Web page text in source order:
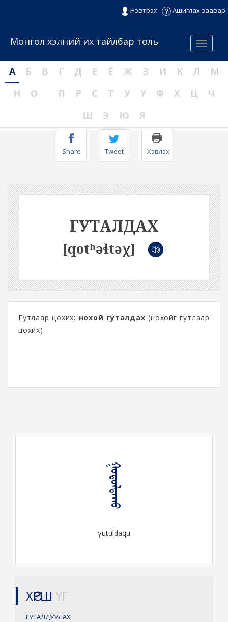
Нэвтрэх Ашиглах заавар
Menu
Монгол хэлний их тайлбар толь
А Б В Г Д Е Ё Ж З И К Л
М
Н
О П Р С Т У Ү Ф Х Ц
Ч
Ш
Э Ю Я
Share Tweet Хэвлэх
ГУТАЛДАХ
[qotʰəɬtəχ]
Гутлаар цохих: нохой гуталдах (нохойг гутлаар
цохих).
ᠭᠤᠲᠤᠯᠳᠠᠬᠤ
γutuldaqu
ХӨРШ ҮГ
ГУТАЛДУУЛАХ